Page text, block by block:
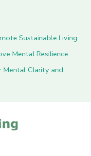
Sustainable Living
Mental Resilience
Mental Clarity and